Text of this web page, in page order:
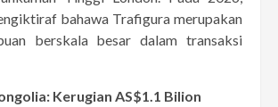
bahawa Trafigura merupakan
berskala besar dalam transaksi
Kerugian AS$1.1 Bilion